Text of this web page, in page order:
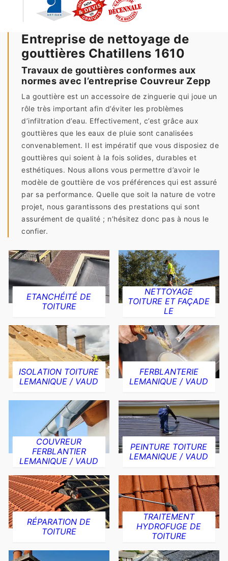
Entreprise de nettoyage de
gouttières Chatillens 1610
Travaux de gouttières conformes aux
normes avec l’entreprise Couvreur Zepp
La gouttière est un accessoire de zinguerie qui joue un
rôle très important afin d’éviter les problèmes
d’infiltration d’eau. Effectivement, c’est grâce aux
gouttières que les eaux de pluie sont canalisées
convenablement. Il est impératif que vous disposiez de
gouttières qui soient à la fois solides, durables et
esthétiques. Nous allons vous permettre d’avoir le
modèle de gouttière de vos préférences qui est assuré
par sa performance. Quelle que soit la nature de votre
projet, nous garantissons des prestations qui sont
assurément de qualité ; n’hésitez donc pas à nous le
confier.
ETANCHÉITÉ DE
TOITURE
NETTOYAGE
TOITURE ET FAÇADE
LE
ISOLATION TOITURE
LEMANIQUE / VAUD
FERBLANTERIE
LEMANIQUE / VAUD
COUVREUR
FERBLANTIER
LEMANIQUE / VAUD
PEINTURE TOITURE
LEMANIQUE / VAUD
RÉPARATION DE
TOITURE
TRAITEMENT
HYDROFUGE DE
TOITURE